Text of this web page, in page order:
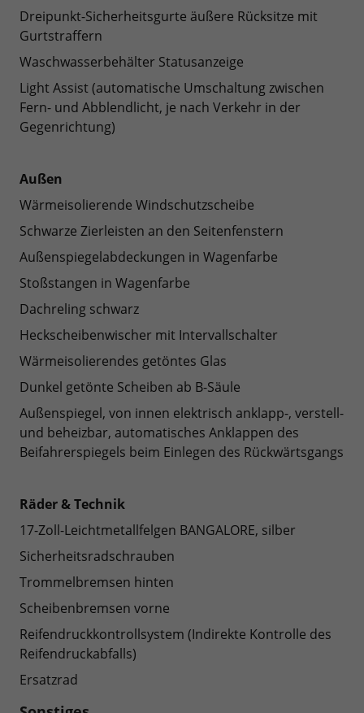
Dreipunkt-Sicherheitsgurte äußere Rücksitze mit
Gurtstraffern
Waschwasserbehälter Statusanzeige
Light Assist (automatische Umschaltung zwischen
Fern- und Abblendlicht, je nach Verkehr in der
Gegenrichtung)
Außen
Wärmeisolierende Windschutzscheibe
Schwarze Zierleisten an den Seitenfenstern
Außenspiegelabdeckungen in Wagenfarbe
Stoßstangen in Wagenfarbe
Dachreling schwarz
Heckscheibenwischer mit Intervallschalter
Wärmeisolierendes getöntes Glas
Dunkel getönte Scheiben ab B-Säule
Außenspiegel, von innen elektrisch anklapp-, verstell-
und beheizbar, automatisches Anklappen des
Beifahrerspiegels beim Einlegen des Rückwärtsgangs
Räder & Technik
17-Zoll-Leichtmetallfelgen BANGALORE, silber
Sicherheitsradschrauben
Trommelbremsen hinten
Scheibenbremsen vorne
Reifendruckkontrollsystem (Indirekte Kontrolle des
Reifendruckabfalls)
Ersatzrad